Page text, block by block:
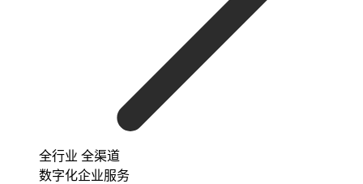
全行业 全渠道
数字化企业服务